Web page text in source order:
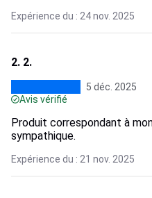
Expérience du : 24 nov. 2025
2. 2.
5 déc. 2025
Avis vérifié
Produit correspondant à
sympathique.
Expérience du : 21 nov. 2025